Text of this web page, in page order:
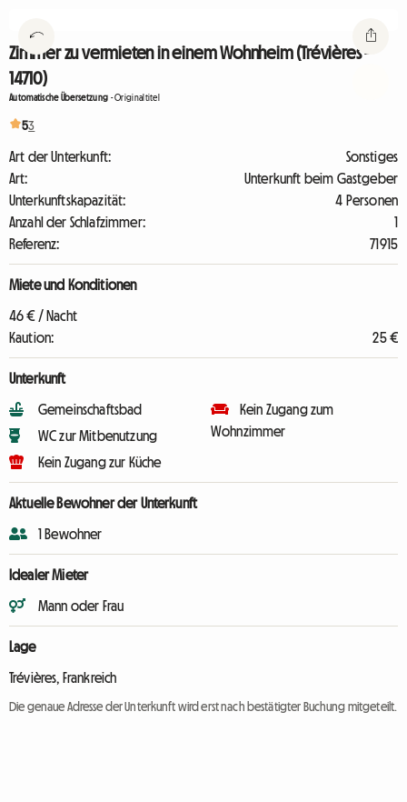
Zimmer zu vermieten in einem Wohnheim (Trévières -
14710)
Automatische Übersetzung -Originaltitel
53
Art der Unterkunft:
Sonstiges
Art:
Unterkunft beim Gastgeber
Unterkunftskapazität:
4 Personen
Anzahl der Schlafzimmer:
1
Referenz:
71915
Miete und Konditionen
46 € / Nacht
Kaution:
25 €
Unterkunft
Gemeinschaftsbad
WC zur Mitbenutzung
Kein Zugang zur Küche
Kein Zugang zum
Wohnzimmer
Aktuelle Bewohner der Unterkunft
1 Bewohner
Idealer Mieter
Mann oder Frau
Lage
Trévières, Frankreich
Die genaue Adresse der Unterkunft wird erst nach bestätigter Buchung mitgeteilt.